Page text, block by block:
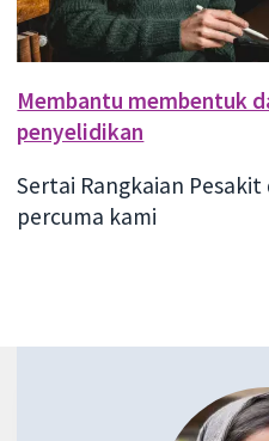
Membantu membentuk
penyelidikan
Sertai Rangkaian Pesakit
percuma kami